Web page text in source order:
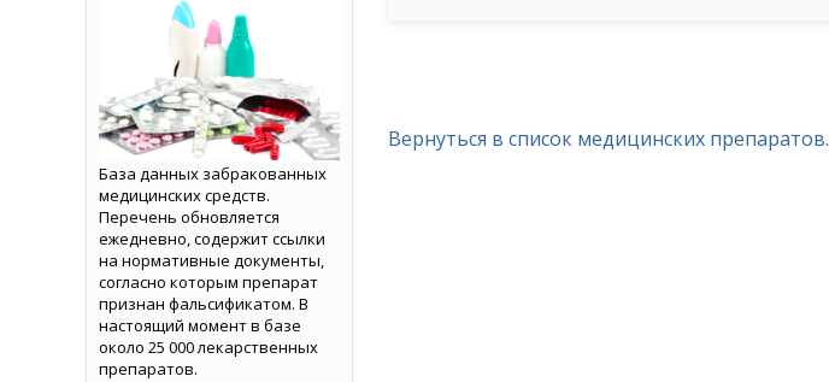
Вернуться в список медицинских препаратов.
База данных забракованных
медицинских средств.
Перечень обновляется
ежедневно, содержит ссылки
на нормативные документы,
согласно которым препарат
признан фальсификатом. В
настоящий момент в базе
около 25 000 лекарственных
препаратов.